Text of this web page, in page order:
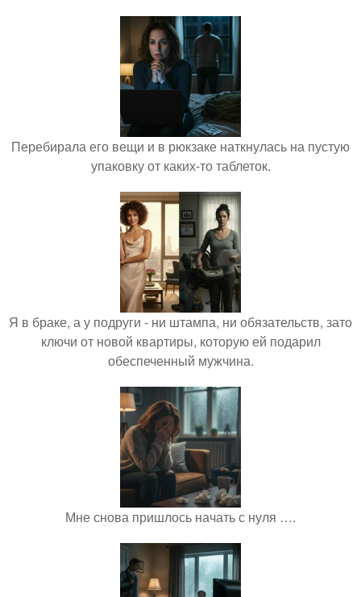
Перебирала его вещи и в рюкзаке наткнулась на пустую
упаковку от каких-то таблеток.
Я в браке, а у подруги - ни штампа, ни обязательств, зато
ключи от новой квартиры, которую ей подарил
обеспеченный мужчина.
Мне снова пришлось начать с нуля ….